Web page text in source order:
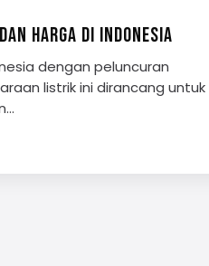
HARGA DI INDONESIA
dengan peluncuran
listrik ini dirancang untuk